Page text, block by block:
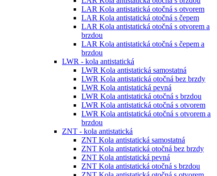
LAR Kola antistatická otočná s otvorem
LAR Kola antistatická otočná s čepem
LAR Kola antistatická otočná s otvorem a
brzdou
LAR Kola antistatická otočná s čepem a
brzdou
LWR - kola antistatická
LWR Kola antistatická samostatná
LWR Kola antistatická otočná bez brzdy
LWR Kola antistatická pevná
LWR Kola antistatická otočná s brzdou
LWR Kola antistatická otočná s otvorem
LWR Kola antistatická otočná s otvorem a
brzdou
ZNT - kola antistatická
ZNT Kola antistatická samostatná
ZNT Kola antistatická otočná bez brzdy
ZNT Kola antistatická pevná
ZNT Kola antistatická otočná s brzdou